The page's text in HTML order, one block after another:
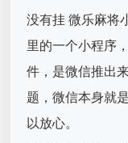
没有挂 微乐麻将
里的一个小程序
件，是微信推出
题，微信本身就
以放心。